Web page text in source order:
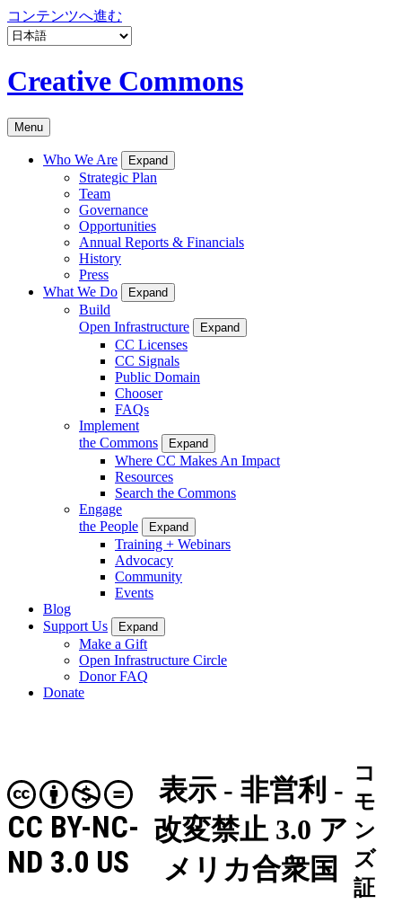
コンテンツへ進む
Creative Commons
Menu
Who We Are Expand
Strategic Plan
Team
Governance
Opportunities
Annual Reports & Financials
History
Press
What We Do
Expand
Build
Open Infrastructure
Expand
CC Licenses
CC Signals
Public Domain
Chooser
FAQs
Implement
the Commons
Expand
Where CC Makes An Impact
Resources
Search the Commons
Engage
the People
Expand
Training + Webinars
Advocacy
Community
Events
Blog
Support Us
Expand
Make a Gift
Open Infrastructure Circle
Donor FAQ
Donate
表示 - 非営利 -
改変禁止 3.0 ア
メリカ合衆国
CC BY-NC-
ND 3.0 US
コ
モ
ン
ズ
証